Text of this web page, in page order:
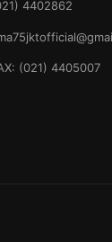
4402862
(021) 4405007